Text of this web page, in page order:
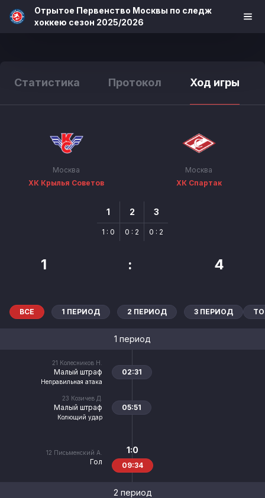
Отрытое Первенство Москвы по следж
хоккею сезон 2025/2026
Статистика Протокол Ход игры
Москва
ХК Крылья Советов
Москва
ХК Спартак
1
1 : 0
2
0 : 2
3
0 : 2
1 : 4
ВСЕ 1 ПЕРИОД 2 ПЕРИОД 3 ПЕРИОД
1 период
21 Колесников Н.
Малый штраф
Неправильная атака
02:31
23 Козичев Д.
Малый штраф
Колющий удар
05:51
12 Письменский А.
Гол
1:0
09:34
2 период